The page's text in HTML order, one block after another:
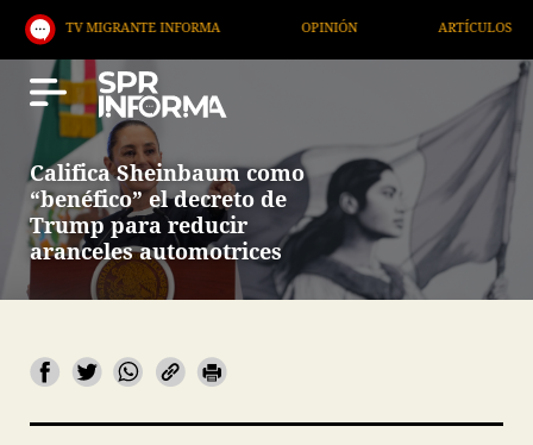
MIGRANTE INFORMA OPINIÓN ARTÍCULOS
Califica Sheinbaum como
“benéfico” el decreto de
Trump para reducir
aranceles automotrices